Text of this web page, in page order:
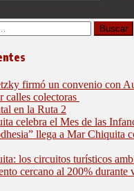
firmó un convenio con
calles colectoras
en la Ruta 2
celebra el Mes de las
llega a Mar Chiquita
los circuitos turísticos
cercano al 200% durante